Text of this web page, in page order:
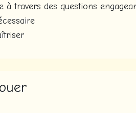
travers des questions